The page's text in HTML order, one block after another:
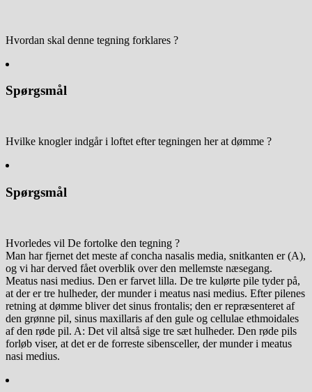
Hvordan skal denne tegning forklares ?
Spørgsmål
Hvilke knogler indgår i loftet efter tegningen her at dømme ?
Spørgsmål
Hvorledes vil De fortolke den tegning ?
Man har fjernet det meste af concha nasalis media, snitkanten er (A),
og vi har derved fået overblik over den mellemste næsegang.
Meatus nasi medius. Den er farvet lilla. De tre kulørte pile tyder på,
at der er tre hulheder, der munder i meatus nasi medius. Efter pilenes
retning at dømme bliver det sinus frontalis; den er repræsenteret af
den grønne pil, sinus maxillaris af den gule og cellulae ethmoidales
af den røde pil. A: Det vil altså sige tre sæt hulheder. Den røde pils
forløb viser, at det er de forreste sibensceller, der munder i meatus
nasi medius.